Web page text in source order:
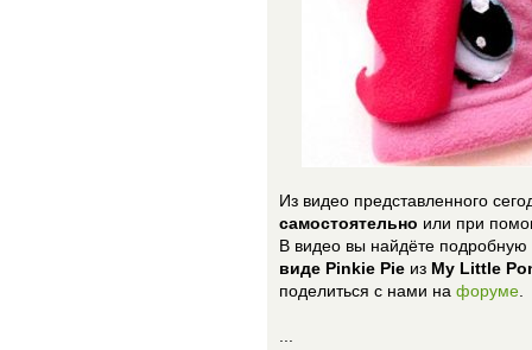
Из видео представленного
самостоятельно или при
В видео вы найдёте
виде Pinkie Pie из My Little
поделиться с нами на форуме.
...